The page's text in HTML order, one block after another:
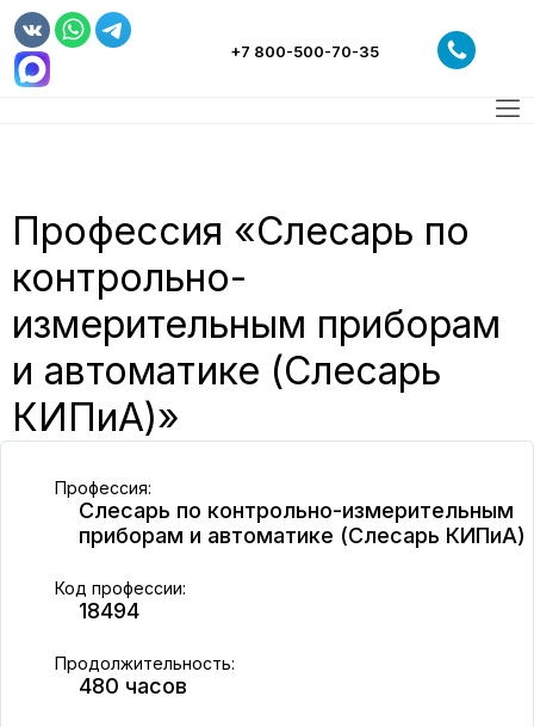
+7 800-500-70-35
НАШ ЦЕНТР
МАГАЗИН
НОВОСТИ
ТРУДОУСТРОЙСТВО
КОНТАКТЫ
Профессия «Слесарь по
контрольно-
измерительным приборам
и автоматике (Слесарь
КИПиА)»
Профессия:
Слесарь по контрольно-измерительным
приборам и автоматике (Слесарь КИПиА)
Код профессии:
18494
Продолжительность:
480 часов